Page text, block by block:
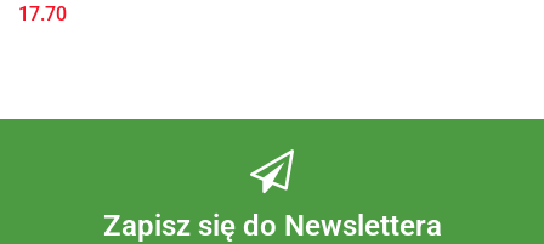
17.70
Zapisz się do Newslettera